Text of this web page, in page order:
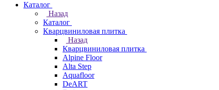
Каталог
Назад
Каталог
Кварцвиниловая плитка
Назад
Кварцвиниловая плитка
Alpine Floor
Alta Step
Aquafloor
DeART